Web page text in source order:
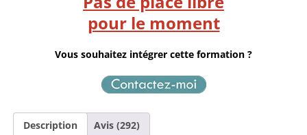
pour le moment
Vous souhaitez intégrer cette formation ?
Description Avis (292)